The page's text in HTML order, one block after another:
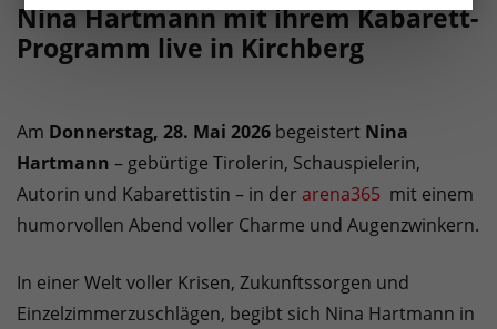
Nina Hartmann mit ihrem Kabarett-
Programm live in Kirchberg
Am Donnerstag, 28. Mai 2026 begeistert Nina
Hartmann – gebürtige Tirolerin, Schauspielerin,
Autorin und Kabarettistin – in der arena365 mit einem
humorvollen Abend voller Charme und Augenzwinkern.
In einer Welt voller Krisen, Zukunftssorgen und
Einzelzimmerzuschlägen, begibt sich Nina Hartmann in